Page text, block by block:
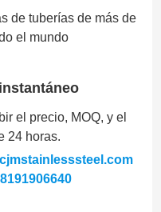
de tuberías de más de
el mundo
el precio, MOQ, y el
24 horas.